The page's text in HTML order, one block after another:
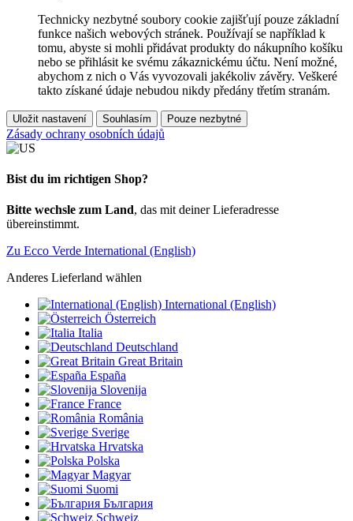
Technicky nezbytné soubory cookie zajišťují pouze základní
funkce našich webových stránek. Používají se například k
tomu, abyste si mohli přidávat produkty do nákupního košíku
nebo se přihlásit ke svému zákaznickému účtu. Není možné,
abychom z nich o Vás vyvozovali jakékoliv závěry. Veškeré
takto získané údaje nebudou nikdy předány třetím stranám.
Uložit nastavení Souhlasím Pouze nezbytné
Zásady ochrany osobních údajů
Bist du im richtigen Shop?
Bitte wechsle zum Land, das mit deiner Lieferadresse
übereinstimmt.
Zu Ecco Verde International (English)
Anderes Lieferland wählen
International (English)
Österreich
Italia
Deutschland
Great Britain
España
Slovenija
France
România
Sverige
Hrvatska
Polska
Magyar
Suomi
България
Schweiz